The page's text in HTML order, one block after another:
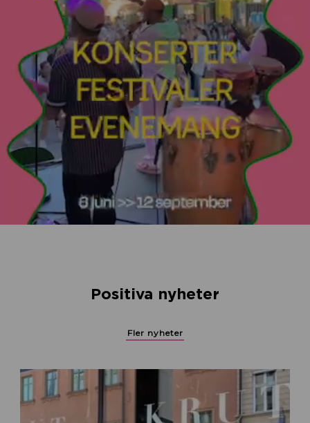
Positiva nyheter
Fler nyheter